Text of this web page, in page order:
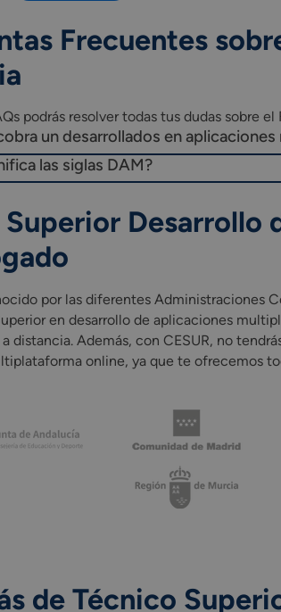
Acceso a datos.
Desarrollo de interfaces.
Sistemas de gestión empresarial.
Inglés Profesional.
Itinerario personal para la
Digitalización y sostenibilidad
Módulo profesional optativo
Incluye una
Fase de Formación en
formativo.
*Las asignaturas presentes en el plan
Frecuentes
podrás resolver todas tus dudas sobre el
un desarrollados en
las siglas DAM?
Superior
por las diferentes Administraciones
en desarrollo de aplicaciones
distancia. Además, con CESUR, no
online, ya que te ofrecemos
de Técnico